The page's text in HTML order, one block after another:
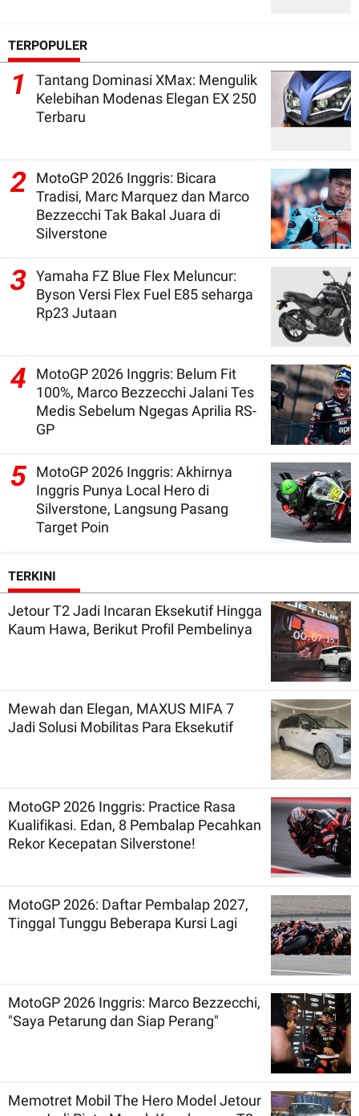
TERPOPULER
1
Tantang Dominasi XMax: Mengulik
Kelebihan Modenas Elegan EX 250
Terbaru
2
MotoGP 2026 Inggris: Bicara
Tradisi, Marc Marquez dan Marco
Bezzecchi Tak Bakal Juara di
Silverstone
3 Yamaha FZ Blue Flex Meluncur:
Byson Versi Flex Fuel E85 seharga
Rp23 Jutaan
4
MotoGP 2026 Inggris: Belum Fit
100%, Marco Bezzecchi Jalani Tes
Medis Sebelum Ngegas Aprilia RS-
GP
5 MotoGP 2026 Inggris: Akhirnya
Inggris Punya Local Hero di
Silverstone, Langsung Pasang
Target Poin
TERKINI
Jetour T2 Jadi Incaran Eksekutif Hingga
Kaum Hawa, Berikut Profil Pembelinya
Mewah dan Elegan, MAXUS MIFA 7
Jadi Solusi Mobilitas Para Eksekutif
MotoGP 2026 Inggris: Practice Rasa
Kualifikasi. Edan, 8 Pembalap Pecahkan
Rekor Kecepatan Silverstone!
MotoGP 2026: Daftar Pembalap 2027,
Tinggal Tunggu Beberapa Kursi Lagi
MotoGP 2026 Inggris: Marco Bezzecchi,
"Saya Petarung dan Siap Perang"
Memotret Mobil The Hero Model Jetour